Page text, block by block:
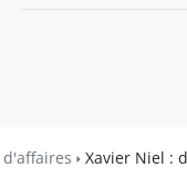
Xavier Niel :